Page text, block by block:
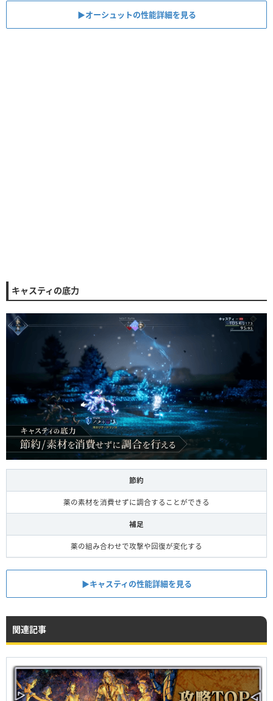
▶︎オーシュットの性能詳細を見る
キャスティの底力
節約
薬の素材を消費せずに調合することができる
補足
薬の組み合わせで攻撃や回復が変化する
▶︎キャスティの性能詳細を見る
関連記事